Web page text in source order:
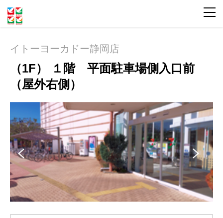
イトーヨーカドー静岡店
（1F） １階 平面駐車場側入口前
（屋外右側）
Pre
vio
Ne
xt